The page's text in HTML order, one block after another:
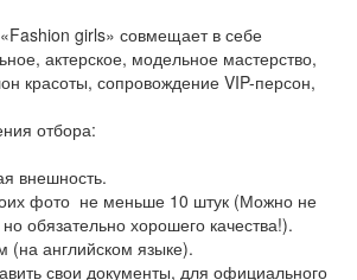
girls» совмещает в себе
актерское, модельное мастерство,
красоты, сопровождение VIP-персон,
отбора:
внешность.
фото не меньше 10 штук (Можно не
обязательно хорошего качества!).
(на английском языке).
свои документы, для официального